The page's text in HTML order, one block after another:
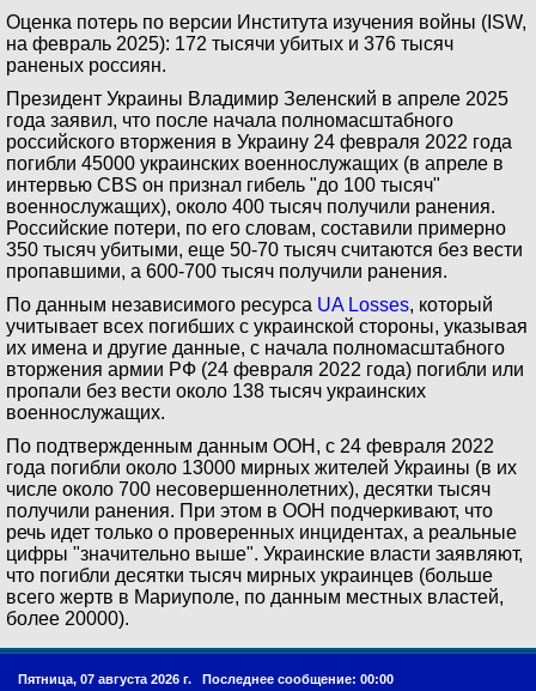
Оценка потерь по версии Института изучения войны (ISW,
на февраль 2025): 172 тысячи убитых и 376 тысяч
раненых россиян.
Президент Украины Владимир Зеленский в апреле 2025
года заявил, что после начала полномасштабного
российского вторжения в Украину 24 февраля 2022 года
погибли 45000 украинских военнослужащих (в апреле в
интервью CBS он признал гибель "до 100 тысяч"
военнослужащих), около 400 тысяч получили ранения.
Российские потери, по его словам, составили примерно
350 тысяч убитыми, еще 50-70 тысяч считаются без вести
пропавшими, а 600-700 тысяч получили ранения.
По данным независимого ресурса UA Losses, который
учитывает всех погибших с украинской стороны, указывая
их имена и другие данные, с начала полномасштабного
вторжения армии РФ (24 февраля 2022 года) погибли или
пропали без вести около 138 тысяч украинских
военнослужащих.
По подтвержденным данным ООН, с 24 февраля 2022
года погибли около 13000 мирных жителей Украины (в их
числе около 700 несовершеннолетних), десятки тысяч
получили ранения. При этом в ООН подчеркивают, что
речь идет только о проверенных инцидентах, а реальные
цифры "значительно выше". Украинские власти заявляют,
что погибли десятки тысяч мирных украинцев (больше
всего жертв в Мариуполе, по данным местных властей,
более 20000).
Пятница, 07 августа 2026 г. Последнее сообщение: 00:00